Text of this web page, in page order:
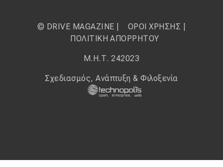
© DRIVE MAGAZINE | ΟΡΟΙ ΧΡΗΣΗΣ
ΠΟΛΙΤΙΚΗ ΑΠΟΡΡΗΤΟΥ
Μ.Η.Τ. 242023
Σχεδιασμός, Ανάπτυξη & Φιλοξενία